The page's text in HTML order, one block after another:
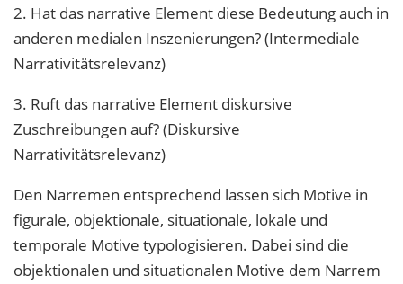
2. Hat das narrative Element diese Bedeutung auch in
anderen medialen Inszenierungen? (Intermediale
Narrativitätsrelevanz)
3. Ruft das narrative Element diskursive
Zuschreibungen auf? (Diskursive
Narrativitätsrelevanz)
Den Narremen entsprechend lassen sich Motive in
figurale, objektionale, situationale, lokale und
temporale Motive typologisieren. Dabei sind die
objektionalen und situationalen Motive dem Narrem